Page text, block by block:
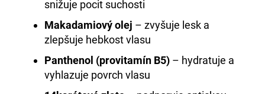
snižuje pocit suchosti
Makadamiový olej – zvyšuje lesk a
zlepšuje hebkost vlasu
Panthenol (provitamín B5) – hydratuje a
vyhlazuje povrch vlasu